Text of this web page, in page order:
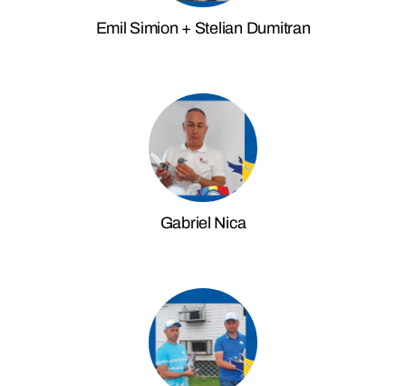
Emil Simion + Stelian Dumitran
Gabriel Nica